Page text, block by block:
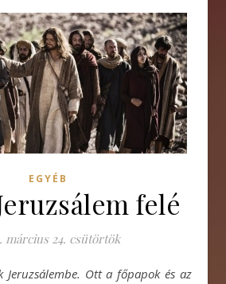
EGYÉB
felé
március 24. csütörtök